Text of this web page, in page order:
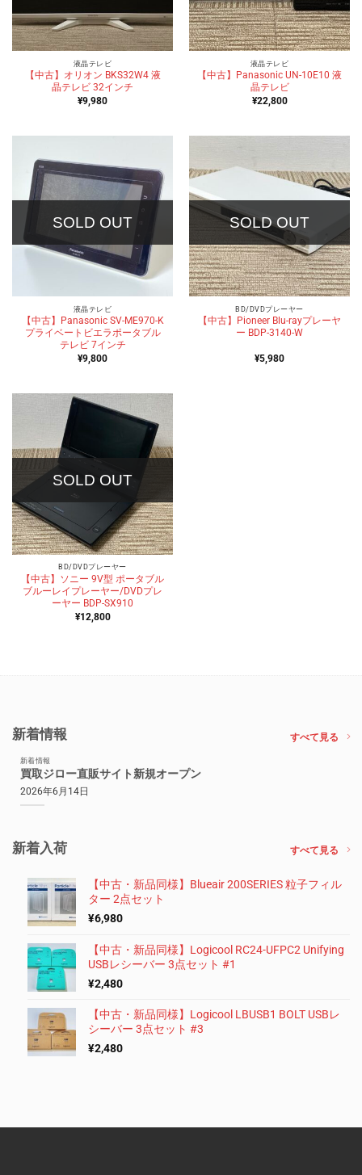
液晶テレビ
【中古】オリオン BKS32W4 液
晶テレビ 32インチ
¥9,980
液晶テレビ
【中古】Panasonic UN-10E10 液
晶テレビ
¥22,800
SOLD OUT
液晶テレビ
【中古】Panasonic SV-ME970-K
プライベートビエラポータブル
テレビ 7インチ
¥9,800
SOLD OUT
BD/DVDプレーヤー
【中古】Pioneer Blu-rayプレーヤ
ー BDP-3140-W
¥5,980
SOLD OUT
BD/DVDプレーヤー
【中古】ソニー 9V型 ポータブル
ブルーレイプレーヤー/DVDプレ
ーヤー BDP-SX910
¥12,800
新着情報 すべて見る
新着情報
買取ジロー直販サイト新規オープン
2026年6月14日
新着入荷 すべて見る
【中古・新品同様】Blueair 200SERIES 粒子フィル
ター 2点セット
¥6,980
【中古・新品同様】Logicool RC24-UFPC2 Unifying
USBレシーバー 3点セット #1
¥2,480
【中古・新品同様】Logicool LBUSB1 BOLT USBレ
シーバー 3点セット #3
¥2,480